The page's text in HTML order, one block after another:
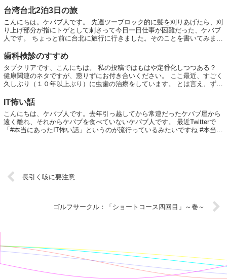
台湾台北2泊3日の旅
こんにちは。ケバブ人です。 先週ツーブロック的に髪を刈りあげたら、刈
り上げ部分が指にトゲとして刺さって今日一日仕事が困難だった、ケバブ
人です。 ちょっと前に台北に旅行に行きました。そのことを書いてみま
歯科検診のすすめ
タブクリアです、こんにちは。 私の投稿ではもはや定番化しつつある？
健康関連のネタですが、懲りずにお付き合いください。 ここ最近、すごく
久しぶり（１０年以上ぶり）に虫歯の治療をしています。 とは言え、ずっ
IT怖い話
こんにちは、ケバブ人です。去年引っ越してから常連だったケバブ屋から
遠く離れ、それからケバブを食べていないケバブ人です。 最近Twitterで
「#本当にあったIT怖い話」というのが流行っているみたいですね #本当に
長引く咳に要注意
ゴルフサークル：「ショートコース四回目」～巻～